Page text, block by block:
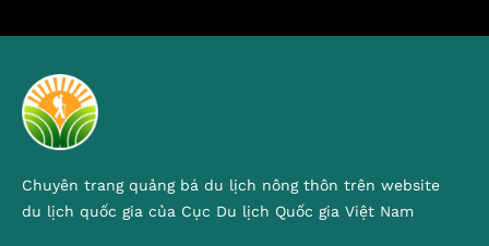
Chuyên trang quảng bá du lịch nông thôn trên website
du lịch quốc gia của Cục Du lịch Quốc gia Việt Nam